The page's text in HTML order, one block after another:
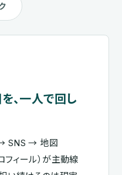
、一人で回し
→ SNS → 地図
フィール）が主動線